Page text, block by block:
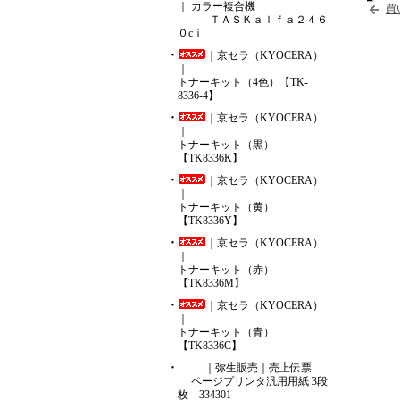
｜ カラー複合機
ＴＡＳＫａｌｆａ２４６
０cｉ
｜京セラ（KYOCERA）
トナーキット（4色）【TK-
8336-4】
｜京セラ（KYOCERA）
トナーキット（黒）
【TK8336K】
｜京セラ（KYOCERA）
トナーキット（黄）
【TK8336Y】
｜京セラ（KYOCERA）
トナーキット（赤）
【TK8336M】
｜京セラ（KYOCERA）
トナーキット（青）
【TK8336C】
｜弥生販売｜売上伝票
ページプリンタ汎用用紙 3段
枚 334301
買